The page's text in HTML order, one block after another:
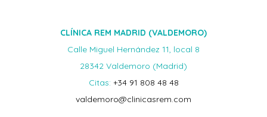
CLÍNICA REM MADRID (VALDEMORO)
Calle Miguel Hernández 11, local 8
28342 Valdemoro (Madrid)
Citas: +34 91 808 48 48
valdemoro@clinicasrem.com